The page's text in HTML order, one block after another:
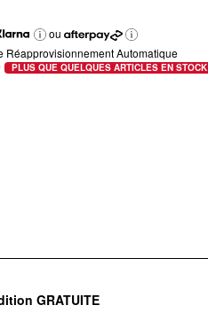
ou
Réapprovisionnement Automatique
PLUS QUE QUELQUES ARTICLES EN STOCK
GRATUITE